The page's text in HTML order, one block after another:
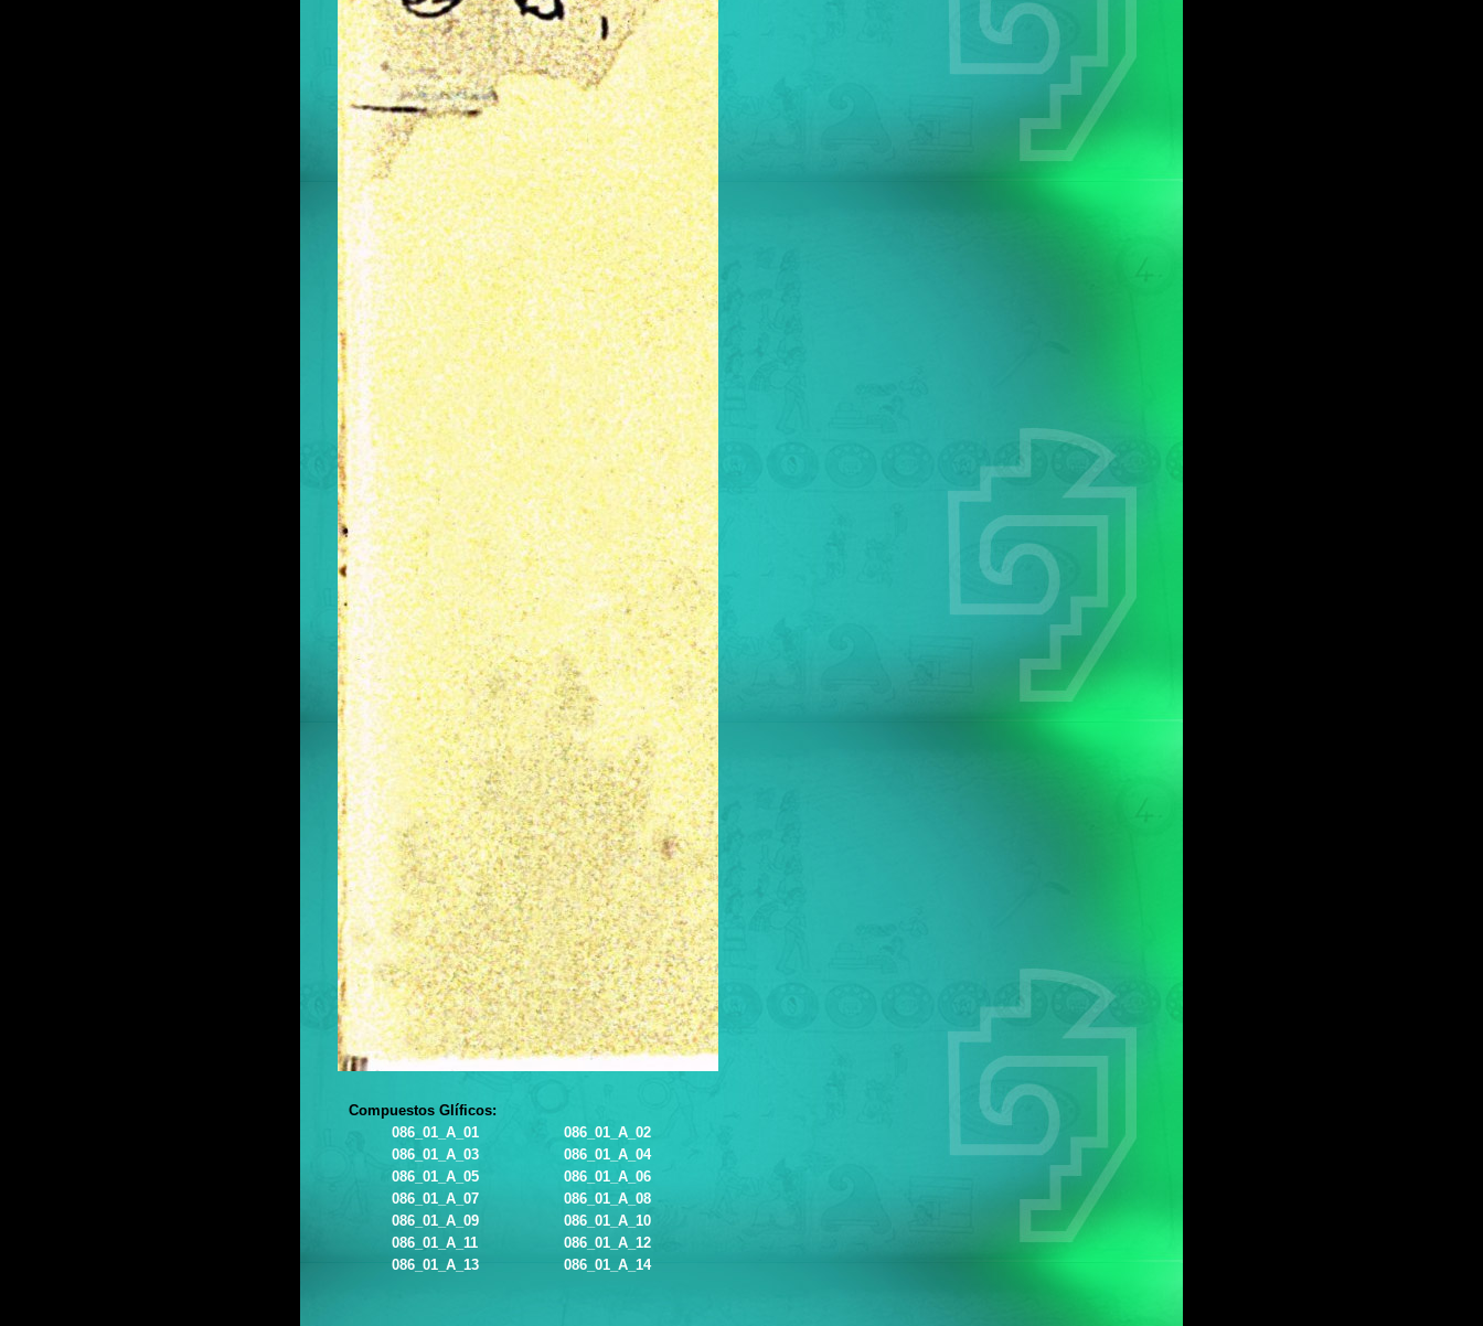
Compuestos Glíficos:
086_01_A_01
086_01_A_02
086_01_A_03
086_01_A_04
086_01_A_05
086_01_A_06
086_01_A_07
086_01_A_08
086_01_A_09
086_01_A_10
086_01_A_11
086_01_A_12
086_01_A_13
086_01_A_14